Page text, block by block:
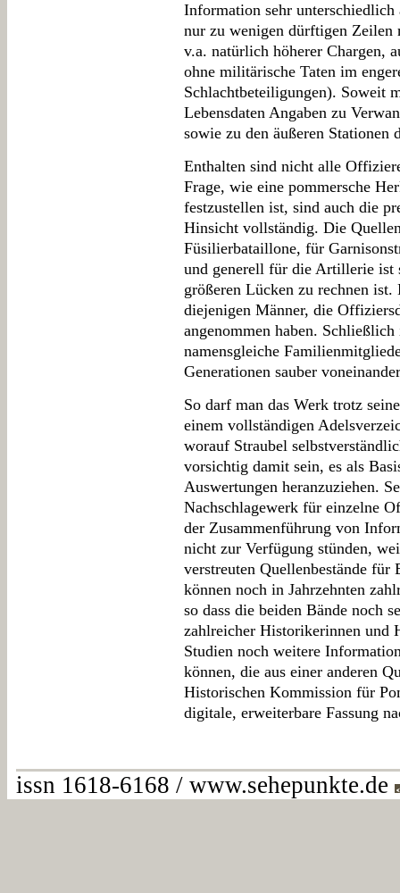
Information sehr
nur zu wenigen dürftigen Zeilen
v.a. natürlich höherer Chargen,
ohne militärische Taten im
Schlachtbeteiligungen). Soweit
Lebensdaten Angaben zu
sowie zu den äußeren
Enthalten sind nicht alle
Frage, wie eine pommersche
festzustellen ist, sind auch die
Hinsicht vollständig. Die
Füsilierbataillone, für
und generell für die Artillerie ist
größeren Lücken zu rechnen
diejenigen Männer, die
angenommen haben.
namensgleiche
Generationen sauber
So darf man das Werk trotz
einem vollständigen
worauf Straubel
vorsichtig damit sein, es als
Auswertungen heranzuziehen.
Nachschlagewerk für einzelne
der Zusammenführung von
nicht zur Verfügung stünden,
verstreuten Quellenbestände
können noch in Jahrzehnten
so dass die beiden Bände noch
zahlreicher Historikerinnen und
Studien noch weitere
können, die aus einer anderen
Historischen Kommission für
digitale, erweiterbare Fassung
issn 1618-6168 / www.sehepunkte.de